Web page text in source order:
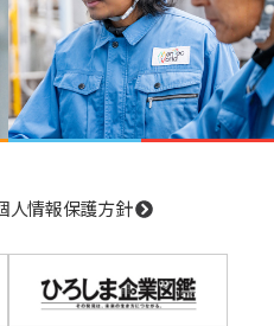
人情報保護方針